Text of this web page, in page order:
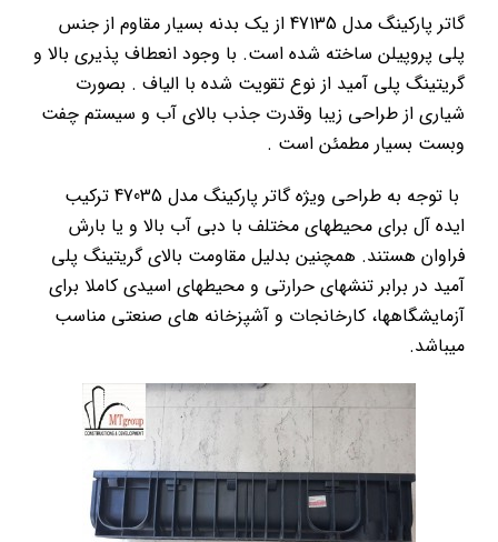
گاتر پارکینگ مدل 47135 از یک بدنه بسیار مقاوم از جنس
پلی پروپیلن ساخته شده است. با وجود انعطاف پذیری بالا و
گریتینگ پلی آمید از نوع تقویت شده با الیاف . بصورت
شیاری از طراحی زیبا وقدرت جذب بالای آب و سیستم چفت
وبست بسیار مطمئن است .
با توجه به طراحی ویژه گاتر پارکینگ مدل 47035 ترکیب
ایده آل برای محیطهای مختلف با دبی آب بالا و یا بارش
فراوان هستند. همچنین بدلیل مقاومت بالای گریتینگ پلی
آمید در برابر تنشهای حرارتی و محیطهای اسیدی کاملا برای
آزمایشگاهها، کارخانجات و آشپزخانه های صنعتی مناسب
میباشد.